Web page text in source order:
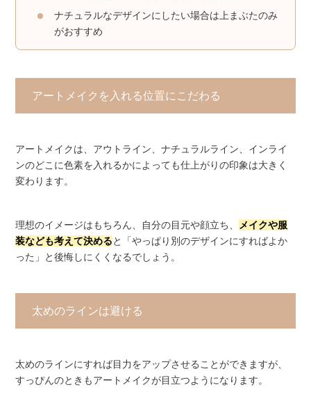
ナチュラルなデザインにしたい場合は上まぶたのみ
がおすすめ
アートメイクを入れる位置にこだわる
アートメイクは、アウトライン、ナチュラルライン、インライ
ンのどこに色素を入れるかによっても仕上がりの印象は大きく
変わります。
理想のイメージはもちろん、自分の目元や顔立ち、
メイクや服
装なども考えて決めると「やっぱり別のデザインにすればよか
った」と後悔しにくくなるでしょう。
太めのラインは避ける
太めのラインにすれば目力をアップさせることができますが、
すっぴんのときもアートメイクが目立つようになります。